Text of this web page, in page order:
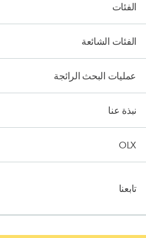
الفئات
الفئات الشائعة
عمليات البحث الرائجة
نبذة عنا
OLX
تابعنا